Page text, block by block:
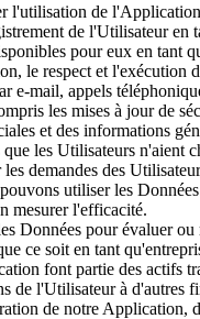
l'utilisation de
de l'Utilisateur
pour eux en tant
le respect et l'exécution
e-mail, appels
les mises à jour de
et des informations
les Utilisateurs n'aient
demandes des
utiliser les
mesurer l'efficacité.
Données pour évaluer
ce soit en tant
font partie des actifs
l'Utilisateur à d'autres
de notre Application,